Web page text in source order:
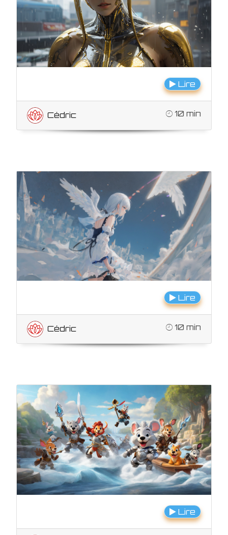
Lire
Cédric 10 min
Lire
Cédric 10 min
Lire